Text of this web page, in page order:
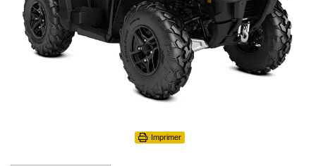
Imprimer